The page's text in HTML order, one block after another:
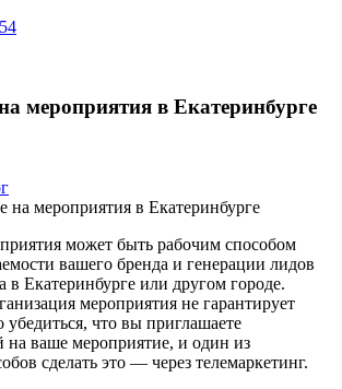
мероприятия в Екатеринбурге
на мероприятия в Екатеринбурге
может быть рабочим способом
вашего бренда и генерации лидов
в Екатеринбурге или другом городе.
мероприятия не гарантирует
что вы приглашаете
ваше мероприятие, и один из
сделать это — через телемаркетинг.